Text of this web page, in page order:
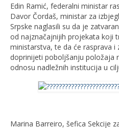
Edin Ramić, federalni ministar
Davor Čordaš, ministar za
Srpske naglasili su da je
od najznačajnijih projekata koji
ministarstva, te da će rasprava i
doprinijeti poboljšanju položaja
odnosu nadležnih institucija u
Marina Barreiro, šefica Sekcije